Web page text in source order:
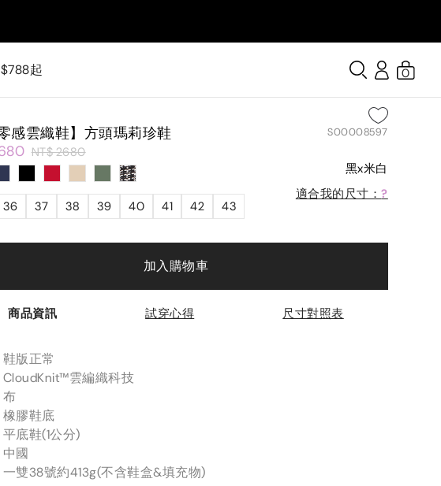
起 0
零感雲織鞋】方頭瑪莉珍鞋 S00008597
NT$ 2680
黑x米白
36 37 38 39 40 41 42 43
適合我的尺寸：?
加入購物車
商品資訊 試穿心得 尺寸對照表
版正常
雲編織科技
布
膠鞋底
底鞋(1公分)
國
雙38號約413g(不含鞋盒&填充物)